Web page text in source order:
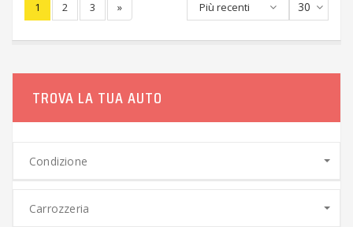
1 2 3 » 30
Più recenti
TROVA LA TUA AUTO
Condizione
Carrozzeria